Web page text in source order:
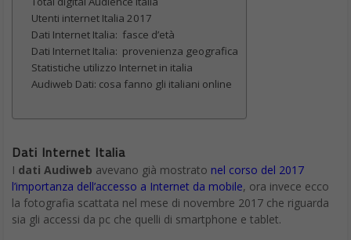
Utenti internet Italia 2017
Dati Internet Italia: fasce d’età
Dati Internet Italia: provenienza geografica
Statistiche utilizzo Internet in italia
Audiweb Dati: cosa fanno gli italiani online
Dati Internet Italia
I dati Audiweb avevano già mostrato nel corso del 2017
l’importanza dell’accesso a Internet da mobile, ora invece ecco
la fotografia scattata nel mese di novembre 2017 che riguarda
sia gli accessi da pc che quelli di smartphone e tablet.